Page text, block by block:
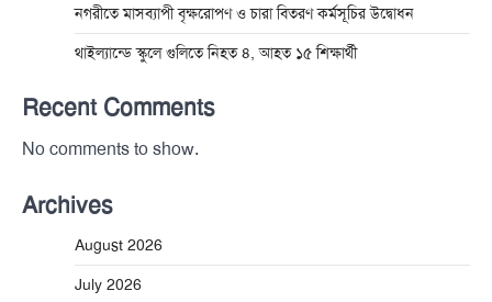
নগরীতে মাসব্যাপী বৃক্ষরোপণ ও চারা বিতরণ কর্মসূচির উদ্বোধন
থাইল্যান্ডে স্কুলে গুলিতে নিহত ৪, আহত ১৫ শিক্ষার্থী
Recent Comments
No comments to show.
Archives
August 2026
July 2026